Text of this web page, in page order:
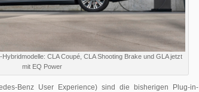
CLA Coupé, CLA Shooting Brake und GLA jetzt
mit EQ Power
Benz User Experience) sind die bisherigen Plug-in-